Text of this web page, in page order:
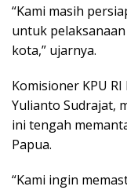
“Kami masih
untuk
kota,” ujarnya.
Komisioner KPU
Yulianto Sudrajat,
ini tengah
Papua.
“Kami ingin